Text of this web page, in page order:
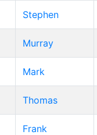
Stephen
Murray
Mark
Thomas
Frank